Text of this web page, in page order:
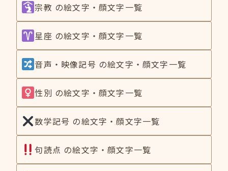
宗教 の絵文字・顔文字一覧
星座 の絵文字・顔文字一覧
音声・映像記号 の絵文字・顔文字一覧
性別 の絵文字・顔文字一覧
数学記号 の絵文字・顔文字一覧
句読点 の絵文字・顔文字一覧